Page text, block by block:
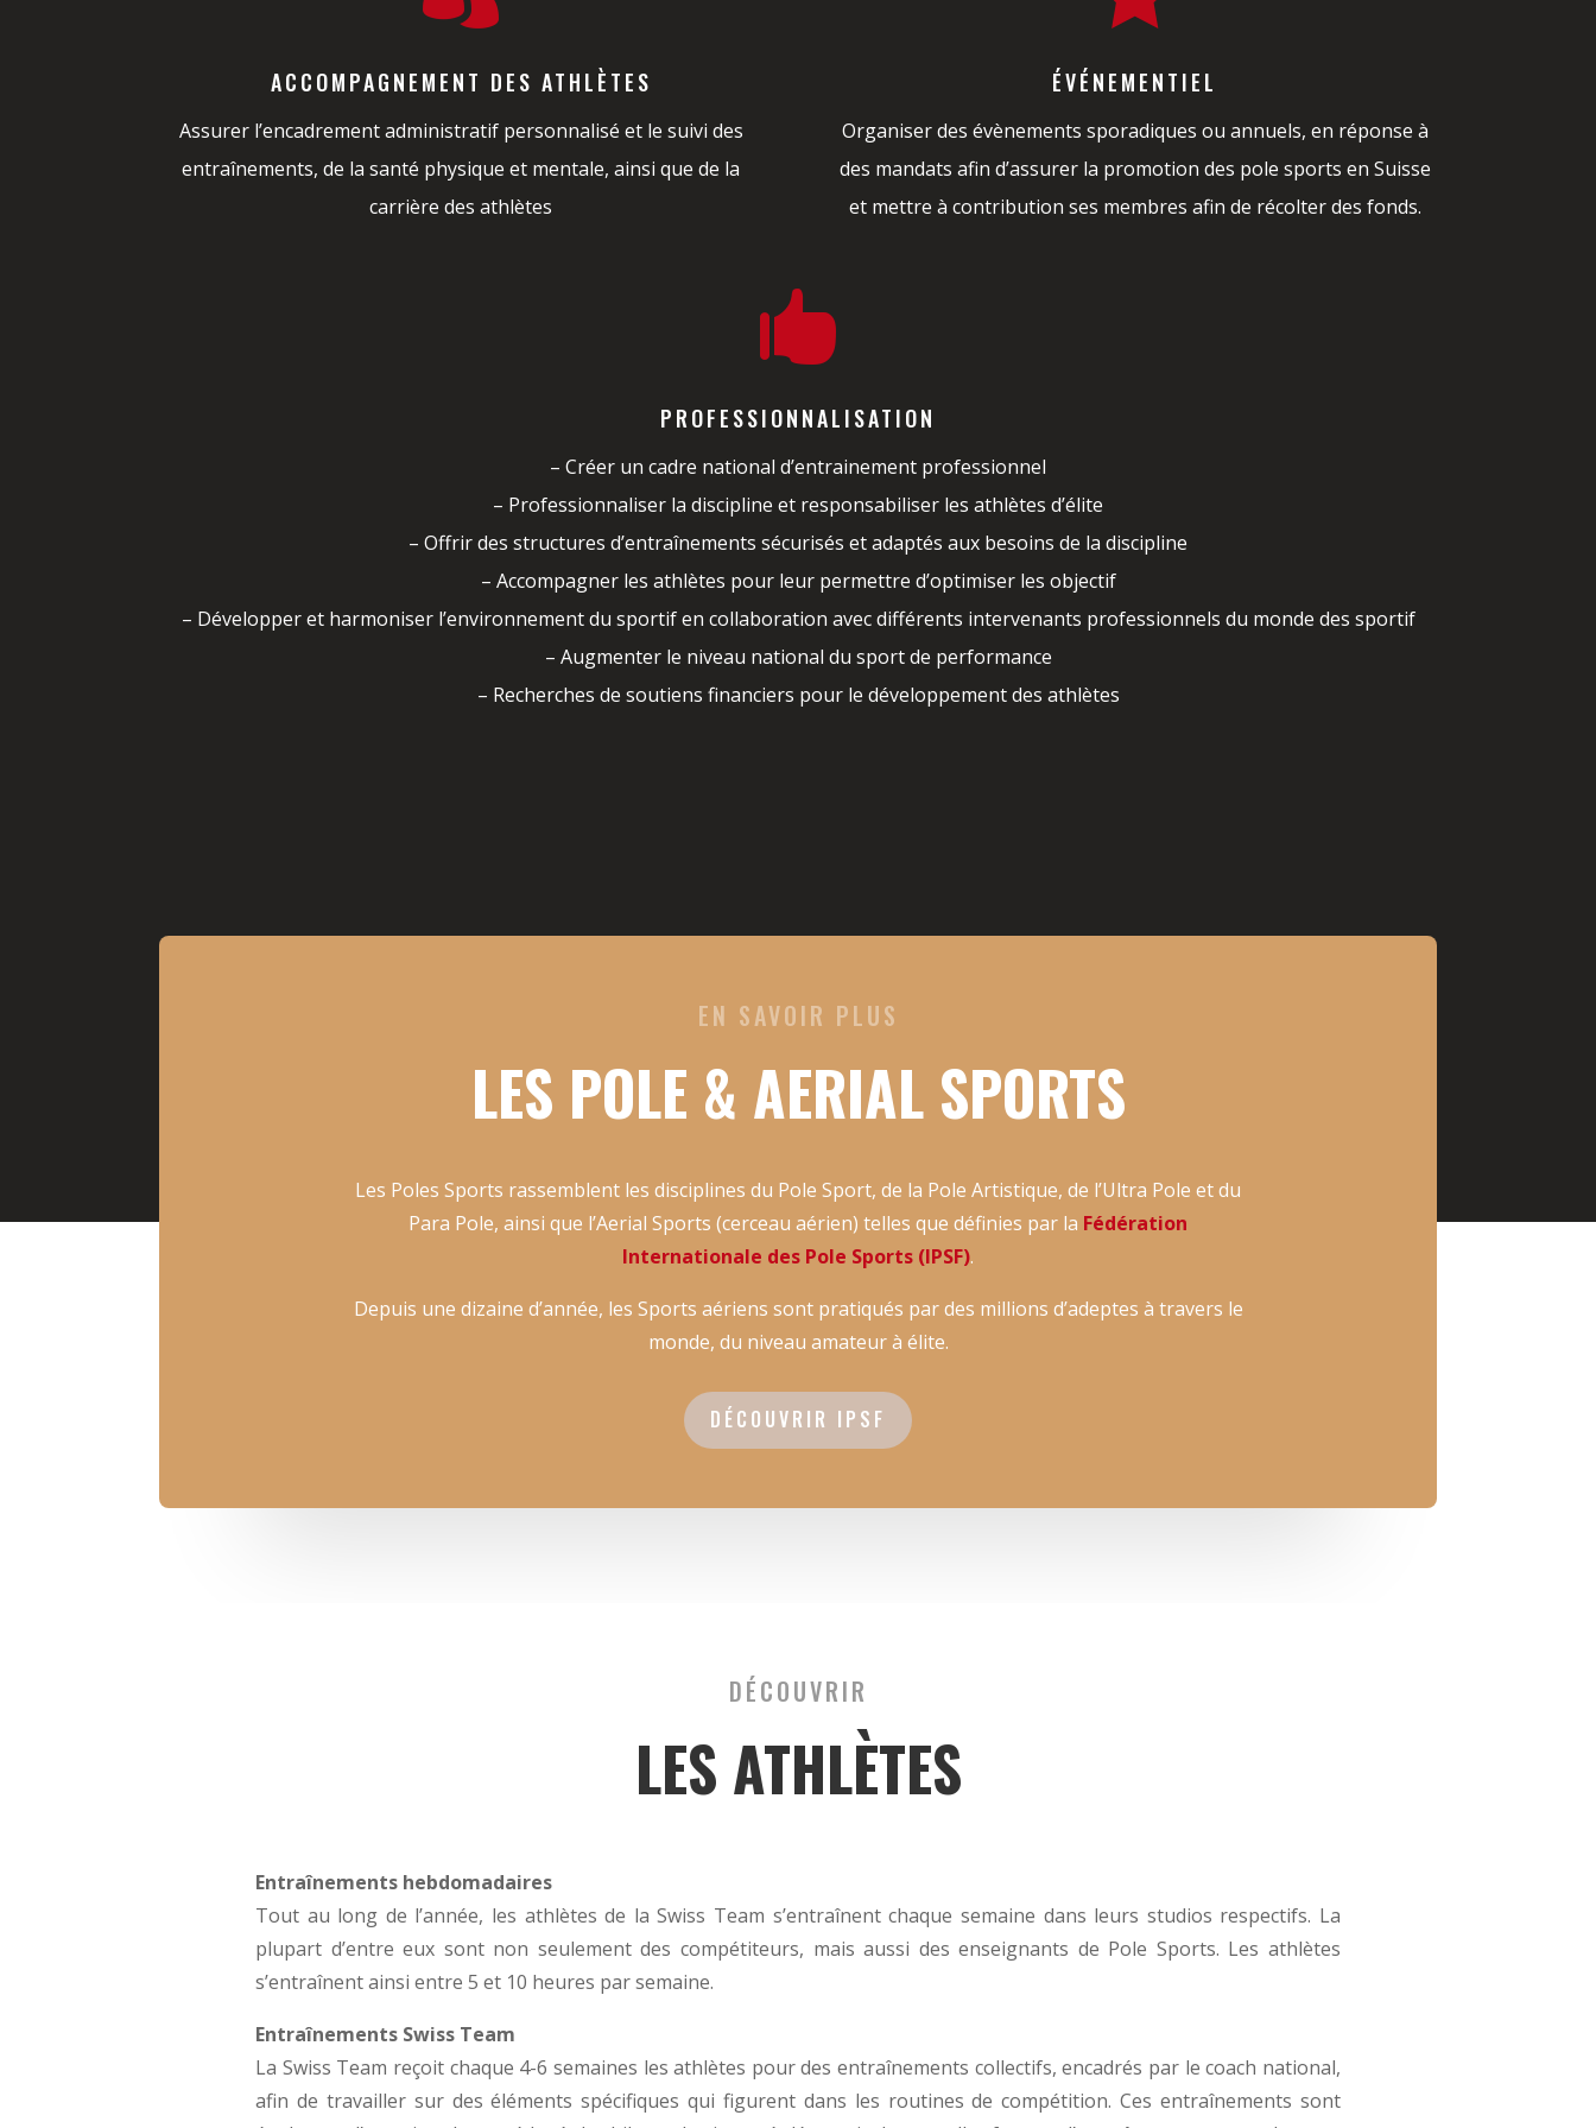
ACCOMPAGNEMENT DES ATHLÈTES
Assurer l’encadrement administratif personnalisé et le suivi des
entraînements, de la santé physique et mentale, ainsi que de la
carrière des athlètes
ÉVÉNEMENTIEL
Organiser des évènements sporadiques ou annuels, en réponse à
des mandats afin d’assurer la promotion des pole sports en Suisse
et mettre à contribution ses membres afin de récolter des fonds.

PROFESSIONNALISATION
– Créer un cadre national d’entrainement professionnel
– Professionnaliser la discipline et responsabiliser les athlètes d’élite
– Offrir des structures d’entraînements sécurisés et adaptés aux besoins de la discipline
– Accompagner les athlètes pour leur permettre d’optimiser les objectif
– Développer et harmoniser l’environnement du sportif en collaboration avec différents intervenants professionnels du monde des sportif
– Augmenter le niveau national du sport de performance
– Recherches de soutiens financiers pour le développement des athlètes
EN SAVOIR PLUS
LES POLE & AERIAL SPORTS
Les Poles Sports rassemblent les disciplines du Pole Sport, de la Pole Artistique, de l’Ultra Pole et du
Para Pole, ainsi que l’Aerial Sports (cerceau aérien) telles que définies par la Fédération
Internationale des Pole Sports (IPSF).
Depuis une dizaine d’année, les Sports aériens sont pratiqués par des millions d’adeptes à travers le
monde, du niveau amateur à élite.
DÉCOUVRIR IPSF
DÉCOUVRIR
LES ATHLÈTES
Entraînements hebdomadaires
Tout au long de l’année, les athlètes de la Swiss Team s’entraînent chaque semaine dans leurs studios respectifs. La
plupart d’entre eux sont non seulement des compétiteurs, mais aussi des enseignants de Pole Sports. Les athlètes
s’entraînent ainsi entre 5 et 10 heures par semaine.
Entraînements Swiss Team
La Swiss Team reçoit chaque 4-6 semaines les athlètes pour des entraînements collectifs, encadrés par le coach national,
afin de travailler sur des éléments spécifiques qui figurent dans les routines de compétition. Ces entraînements sont